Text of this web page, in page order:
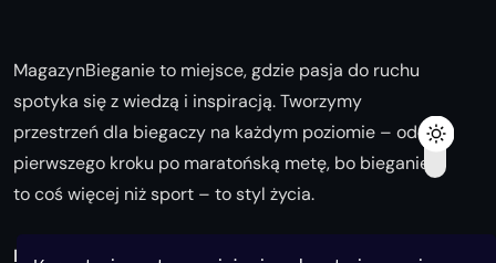
MagazynBieganie to miejsce, gdzie pasja do ruchu
spotyka się z wiedzą i inspiracją. Tworzymy
przestrzeń dla biegaczy na każdym poziomie – od
pierwszego kroku po maratońską metę, bo bieganie
to coś więcej niż sport – to styl życia.
Biegaj z nami i odkrywaj swoją najlepszą wersję!